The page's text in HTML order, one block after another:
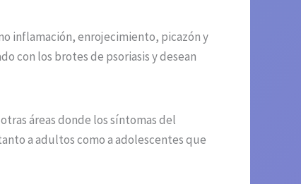
inflamación, enrojecimiento, picazón y
con los brotes de psoriasis y desean
áreas donde los síntomas del
a adultos como a adolescentes que